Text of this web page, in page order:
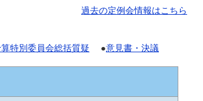
過去の定例会情報はこちら
特別委員会総括質疑 ●意見書・決議